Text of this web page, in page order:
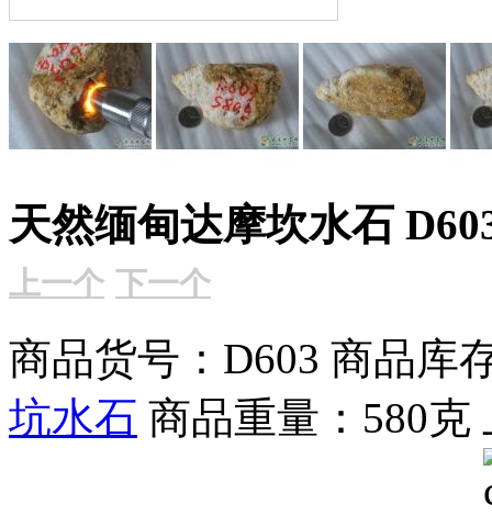
天然缅甸达摩坎水石
上一个 下一个
商品货号：D603 商品库
坑水石 商品重量：580克